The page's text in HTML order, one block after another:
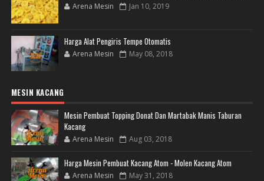
Arena Mesin Jan 10, 2019
Harga Alat Pengiris Tempe Otomatis
Arena Mesin May 08, 2018
MESIN KACANG
Mesin Pembuat Topping Donat Dan Martabak Manis Taburan
Kacang
Arena Mesin Aug 03, 2018
Harga Mesin Pembuat Kacang Atom - Molen Kacang Atom
Arena Mesin May 31, 2018